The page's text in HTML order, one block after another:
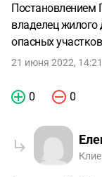
Постановлением
владелец жилого
опасных
21 июня 2022, 14:21
0 0